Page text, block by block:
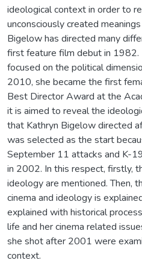
ideological context in order to
unconsciously created
Bigelow has directed many
first feature film debut in
focused on the political
2010, she became the first
Best Director Award at the
it is aimed to reveal the
that Kathryn Bigelow directed
was selected as the start
September 11 attacks and K-
in 2002. In this respect, firstly,
ideology are mentioned. Then,
cinema and ideology is
explained with historical
life and her cinema related
she shot after 2001 were
context.